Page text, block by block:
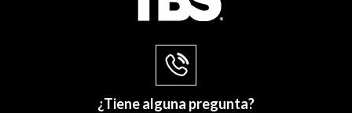
¿Tiene alguna pregunta?